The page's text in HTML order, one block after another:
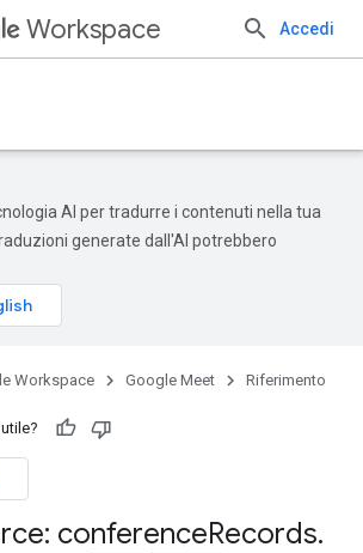
Workspace Accedi
AI per tradurre i contenuti nella tua
generate dall'AI potrebbero
Workspace Google Meet Riferimento
conferenceRecords.